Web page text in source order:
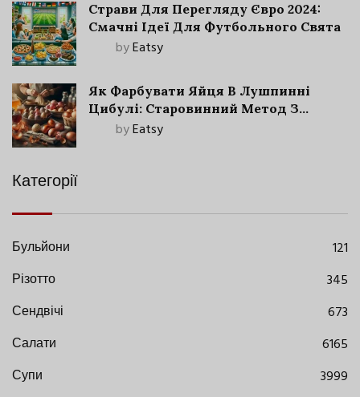
Страви Для Перегляду Євро 2024:
Смачні Ідеї Для Футбольного Свята
byEatsy
Як Фарбувати Яйця В Лушпинні
Цибулі: Старовинний Метод З
Сучасними Нюансами
byEatsy
Категорії
Бульйони
121
Різотто
345
Сендвічі
673
Салати
6165
Супи
3999